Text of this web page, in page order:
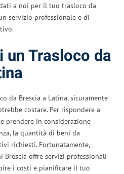
a noi per il tuo trasloco da
servizio professionale e di
un Trasloco da
da Brescia a Latina, sicuramente
costare. Per rispondere a
prendere in considerazione
la quantità di beni da
richiesti. Fortunatamente,
Brescia offre servizi professionali
i costi e pianificare il tuo